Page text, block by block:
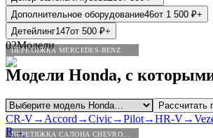
ПЕРЕТЯЖКА MERCEDES-BENZ
Дополнительное оборудование46от 1 500 ₽+
Детейлинг147от 500 ₽+
02Модели
Модели Honda, с
Рассчитать
CR-V→Accord→Civic→Pilot→HR-V→
R→